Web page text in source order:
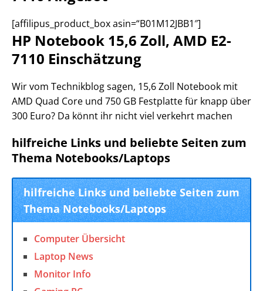
[affilipus_product_box asin=“B01M12JBB1″]
HP Notebook 15,6 Zoll, AMD E2-
7110 Einschätzung
Wir vom Technikblog sagen, 15,6 Zoll Notebook mit
AMD Quad Core und 750 GB Festplatte für knapp über
300 Euro? Da könnt ihr nicht viel verkehrt machen
hilfreiche Links und beliebte Seiten zum
Thema Notebooks/Laptops
hilfreiche Links und beliebte Seiten zum
Thema Notebooks/Laptops
Computer Übersicht
Laptop News
Monitor Info